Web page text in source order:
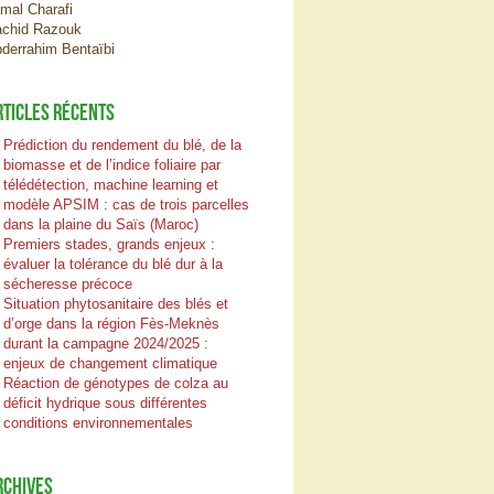
Charafi
Razouk
Bentaïbi
RÉCENTS
Prédiction du rendement du blé, de la
biomasse et de l’indice foliaire par
télédétection, machine learning et
modèle APSIM : cas de trois parcelles
dans la plaine du Saïs (Maroc)
Premiers stades, grands enjeux :
évaluer la tolérance du blé dur à la
sécheresse précoce
Situation phytosanitaire des blés et
d’orge dans la région Fès-Meknès
durant la campagne 2024/2025 :
enjeux de changement climatique
Réaction de génotypes de colza au
déficit hydrique sous différentes
conditions environnementales